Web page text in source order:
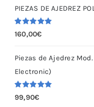
PIEZAS DE AJEDREZ
Valorado
con 5.00
160,00€
Piezas de Ajedrez
Electronic)
Valorado
con 5.00
99,90€